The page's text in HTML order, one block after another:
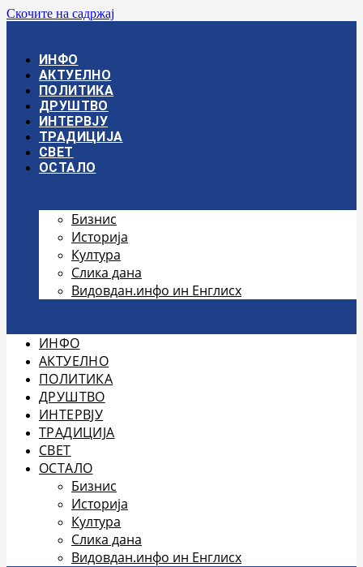
Скочите на садржај
ИНФО
АКТУЕЛНО
ПОЛИТИКА
ДРУШТВО
ИНТЕРВЈУ
ТРАДИЦИЈА
СВЕТ
ОСТАЛО
Бизнис
Историја
Култура
Слика дана
Видовдан.инфо ин Енглисх
ИНФО
АКТУЕЛНО
ПОЛИТИКА
ДРУШТВО
ИНТЕРВЈУ
ТРАДИЦИЈА
СВЕТ
ОСТАЛО
Бизнис
Историја
Култура
Слика дана
Видовдан.инфо ин Енглисх